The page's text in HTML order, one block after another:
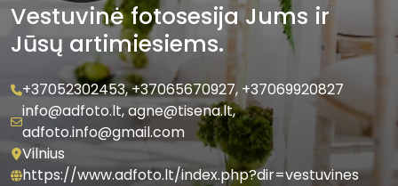
Vestuvinė fotosesija Jums ir
Jūsų artimiesiems.
+37052302453,+37065670927, +37069920827
info@adfoto.lt,agne@tisena.lt,
adfoto.info@gmail.com
Vilnius
https://www.adfoto.lt/index.php?dir=vestuvines